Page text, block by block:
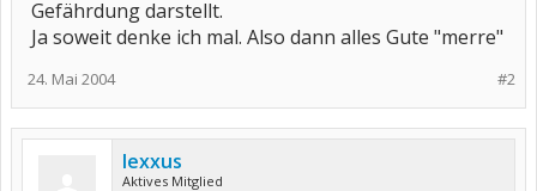
Gefährdung darstellt.
Ja soweit denke ich mal. Also dann alles Gute "merre"
#2
24. Mai 2004
lexxus
Aktives Mitglied